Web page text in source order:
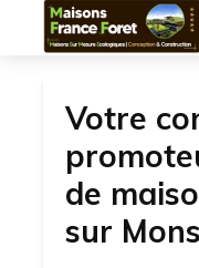
Votre
de
sur